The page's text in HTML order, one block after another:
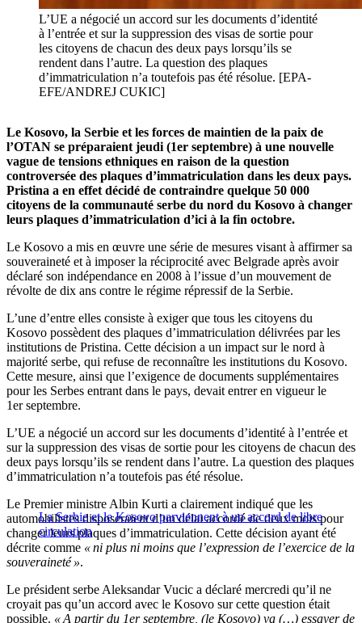
L’UE a négocié un accord sur les documents d’identité
à l’entrée et sur la suppression des visas de sortie pour
les citoyens de chacun des deux pays lorsqu’ils se
rendent dans l’autre. La question des plaques
d’immatriculation n’a toutefois pas été résolue. [EPA-
EFE/ANDREJ CUKIC]
Le Kosovo, la Serbie et les forces de maintien de la paix de
l’OTAN se préparaient jeudi (1er septembre) à une nouvelle
vague de tensions ethniques en raison de la question
controversée des plaques d’immatriculation dans les deux pays.
Pristina a en effet décidé de contraindre quelque 50 000
citoyens de la communauté serbe du nord du Kosovo à changer
leurs plaques d’immatriculation d’ici à la fin octobre.
Le Kosovo a mis en œuvre une série de mesures visant à affirmer sa
souveraineté et à imposer la réciprocité avec Belgrade après avoir
déclaré son indépendance en 2008 à l’issue d’un mouvement de
révolte de dix ans contre le régime répressif de la Serbie.
L’une d’entre elles consiste à exiger que tous les citoyens du
Kosovo possèdent des plaques d’immatriculation délivrées par les
institutions de Pristina. Cette décision a un impact sur le nord à
majorité serbe, qui refuse de reconnaître les institutions du Kosovo.
Cette mesure, ainsi que l’exigence de documents supplémentaires
pour les Serbes entrant dans le pays, devait entrer en vigueur le
1er septembre.
L’UE a négocié un accord sur les documents d’identité à l’entrée et
sur la suppression des visas de sortie pour les citoyens de chacun des
deux pays lorsqu’ils se rendent dans l’autre. La question des plaques
d’immatriculation n’a toutefois pas été résolue.
La Serbie et le Kosovo parviennent à un accord de libre
circulation
Le Premier ministre Albin Kurti a clairement indiqué que les
automobilistes disposeraient d’un délai accordé de deux mois pour
changer leurs plaques d’immatriculation. Cette décision ayant été
décrite comme « ni plus ni moins que l’expression de l’exercice de la
souveraineté ».
Le président serbe Aleksandar Vucic a déclaré mercredi qu’il ne
croyait pas qu’un accord avec le Kosovo sur cette question était
possible. « A partir du 1er septembre, (le Kosovo) va (…) essayer de